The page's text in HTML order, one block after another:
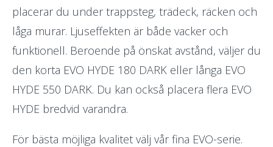
placerar du under trappsteg, trädeck, räcken och
låga murar. Ljuseffekten är både vacker och
funktionell. Beroende på önskat avstånd, väljer du
den korta EVO HYDE 180 DARK eller långa EVO
HYDE 550 DARK. Du kan också placera flera EVO
HYDE bredvid varandra.
För bästa möjliga kvalitet välj vår fina EVO-serie.